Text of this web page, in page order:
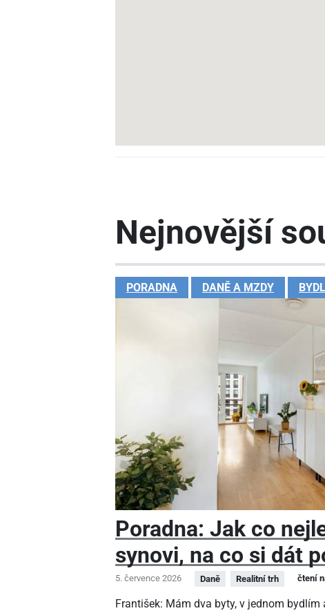
Nejnovější
PORADNA DANĚ A MZDY
Poradna: Jak co
synovi, na co si dát
5. července 2026 Daně Realitní trh čtení
František: Mám dva byty, v jednom